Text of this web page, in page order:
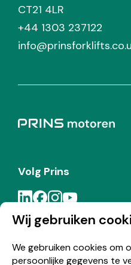
Wij gebruiken
We gebruiken cookies om
persoonlijke gegevens te
CT21 4LR
+44 1303 237122
Volg Prins
Meld je aan voor de